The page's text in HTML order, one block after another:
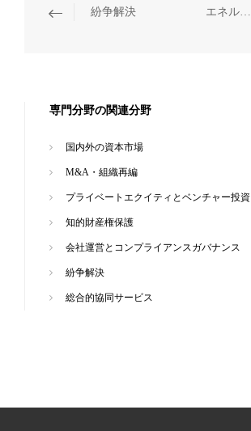
紛争解決 エネルギー・資源・環境保護
専門分野の関連分野
国内外の資本市場
M&A・組織再編
プライベートエクイティとベンチャー投資
知的財産権保護
会社運営とコンプライアンスガバナンス
紛争解決
総合的協同サービス